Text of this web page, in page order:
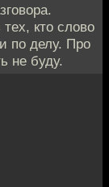
кто слово
по делу. Про
не буду.